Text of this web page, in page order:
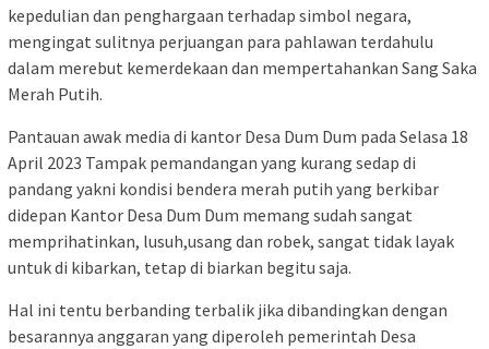
kepedulian dan penghargaan terhadap simbol negara,
mengingat sulitnya perjuangan para pahlawan terdahulu
dalam merebut kemerdekaan dan mempertahankan Sang Saka
Merah Putih.
Pantauan awak media di kantor Desa Dum Dum pada Selasa 18
April 2023 Tampak pemandangan yang kurang sedap di
pandang yakni kondisi bendera merah putih yang berkibar
didepan Kantor Desa Dum Dum memang sudah sangat
memprihatinkan, lusuh,usang dan robek, sangat tidak layak
untuk di kibarkan, tetap di biarkan begitu saja.
Hal ini tentu berbanding terbalik jika dibandingkan dengan
besarannya anggaran yang diperoleh pemerintah Desa